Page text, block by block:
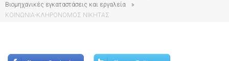
Βιομηχανικές εγκαταστάσεις και εργαλεία
ΚΟΙΝΩΝΙΑ-ΚΛΗΡΟΝΟΜΟΣ ΝΙΚΗΤΑΣ